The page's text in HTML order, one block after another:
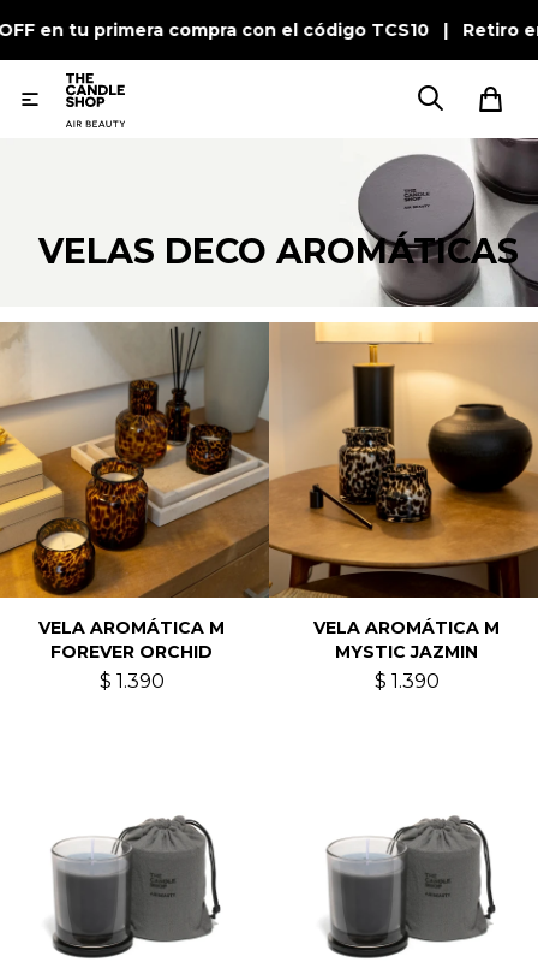
en tu primera compra con el código TCS10 | Retiro

VELAS DECO AROMÁTICAS
VELA AROMÁTICA M
FOREVER ORCHID
$ 1.390
VELA AROMÁTICA M
MYSTIC JAZMIN
$ 1.390